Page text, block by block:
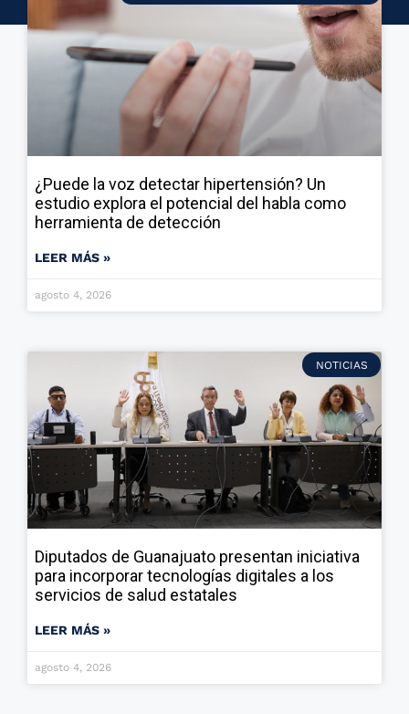
¿Puede la voz detectar hipertensión? Un
estudio explora el potencial del habla como
herramienta de detección
LEER MÁS »
agosto 4, 2026
NOTICIAS
Diputados de Guanajuato presentan iniciativa
para incorporar tecnologías digitales a los
servicios de salud estatales
LEER MÁS »
agosto 4, 2026